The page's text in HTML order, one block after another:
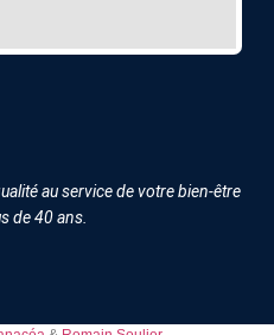
au service de votre bien-être
de 40 ans.